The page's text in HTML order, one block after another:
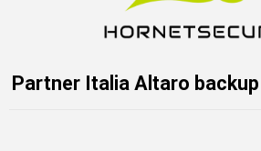
Partner Italia Altaro